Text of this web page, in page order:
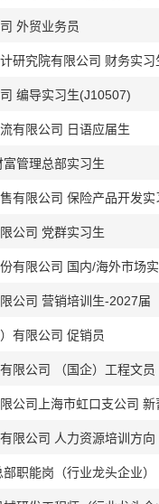
外贸业务员
研究院有限公司 财务实习
编导实习生(J10507)
有限公司 日语应届生
管理总部实习生
有限公司 保险产品开发实
公司 党群实习生
有限公司 国内/海外市场
公司 营销培训生-2027届
有限公司 促销员
限公司 （国企）工程文员
公司上海市虹口支公司
限公司 人力资源培训方
职能岗（行业龙头企业）